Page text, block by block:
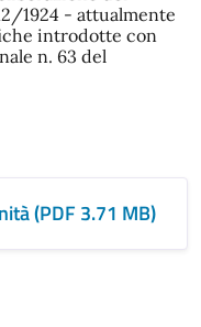
1924 - attualmente
introdotte con
n. 63 del
(PDF 3.71 MB)